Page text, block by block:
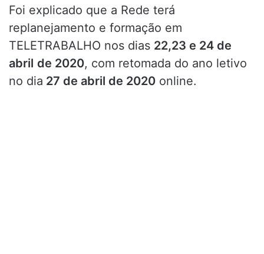
Foi explicado que a Rede terá
replanejamento e formação em
TELETRABALHO nos dias 22,23 e 24 de
abril de 2020, com retomada do ano letivo
no dia 27 de abril de 2020 online.